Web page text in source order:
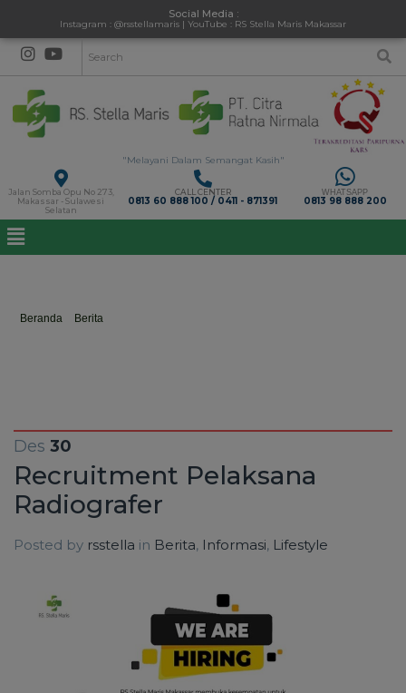
Social Media :
Instagram : @rsstellamaris | YouTube : RS Stella Maris Makassar
"Melayani Dalam Semangat Kasih"
Jalan Somba Opu No 273,
Makassar - Sulawesi
Selatan
CALL CENTER
0813 60 888 100 / 0411 - 871391
WHATSAPP
0813 98 888 200
Beranda Berita
Des 30
Recruitment Pelaksana
Radiografer
Posted by rsstella in Berita, Informasi, Lifestyle